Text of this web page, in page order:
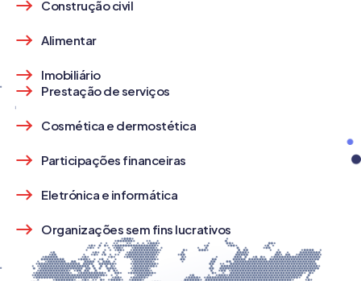
Construção civil
Alimentar
Imobiliário
Prestação de serviços
Cosmética e dermostética
Participações financeiras
Eletrónica e informática
Organizações sem fins lucrativos